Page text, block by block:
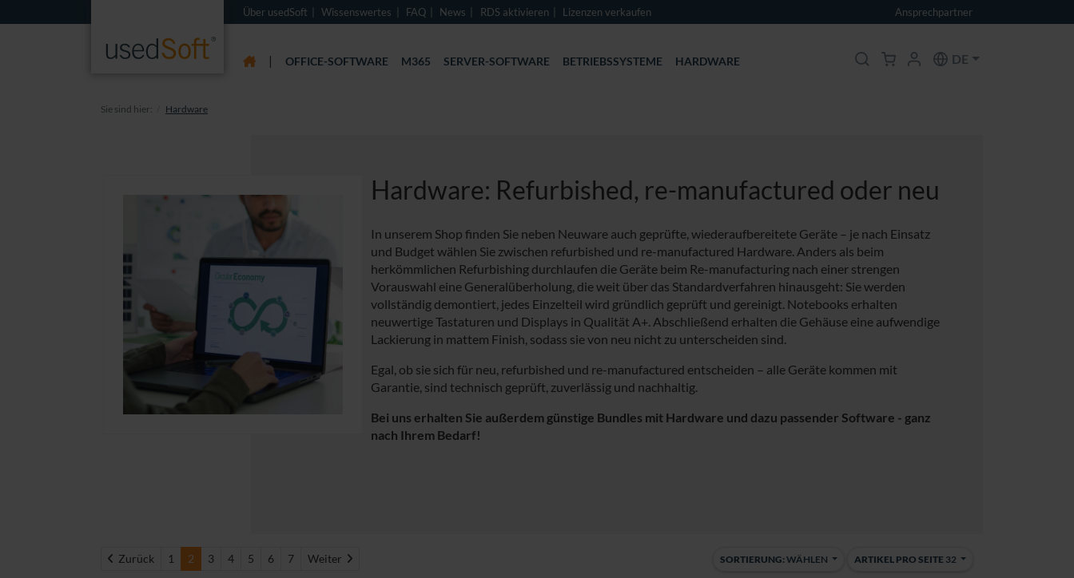
Über usedSoft Wissenswertes FAQ News RDS aktivieren Lizenzen verkaufen Ansprechpartner
| OFFICE-SOFTWARE M365 SERVER-SOFTWARE BETRIEBSSYSTEME HARDWARE DE
Sie sind hier: Hardware
Hardware: Refurbished, re-manufactured oder neu
In unserem Shop finden Sie neben Neuware auch geprüfte, wiederaufbereitete Geräte – je nach Einsatz
und Budget wählen Sie zwischen refurbished und re-manufactured Hardware. Anders als beim
herkömmlichen Refurbishing durchlaufen die Geräte beim Re-manufacturing nach einer strengen
Vorauswahl eine Generalüberholung, die weit über das Standardverfahren hinausgeht: Sie werden
vollständig demontiert, jedes Einzelteil wird gründlich geprüft und gereinigt. Notebooks erhalten
neuwertige Tastaturen und Displays in Qualität A+. Abschließend erhalten die Gehäuse eine aufwendige
Lackierung in mattem Finish, sodass sie von neu nicht zu unterscheiden sind.
Egal, ob sie sich für neu, refurbished und re-manufactured entscheiden – alle Geräte kommen mit
Garantie, sind technisch geprüft, zuverlässig und nachhaltig.
Bei uns erhalten Sie außerdem günstige Bundles mit Hardware und dazu passender Software - ganz
nach Ihrem Bedarf!
ZurückZurück
1 2 3 4 5 6 7 Weiter Weiter SORTIERUNG:WÄHLEN ARTIKEL PRO SEITE 32